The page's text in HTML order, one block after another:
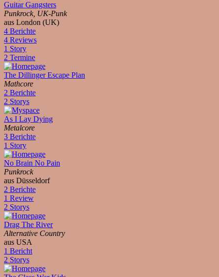
Guitar Gangsters
Punkrock, UK-Punk
aus London (UK)
4 Berichte
4 Reviews
1 Story
2 Termine
The Dillinger Escape Plan
Mathcore
2 Berichte
2 Storys
As I Lay Dying
Metalcore
3 Berichte
1 Story
No Brain No Pain
Punkrock
aus Düsseldorf
2 Berichte
1 Review
2 Storys
Drag The River
Alternative Country
aus USA
1 Bericht
2 Storys